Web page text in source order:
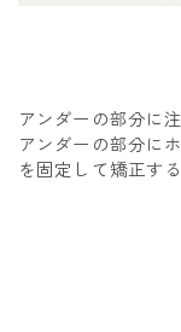
アンダーの部分に
アンダーの部分に
を固定して矯正する